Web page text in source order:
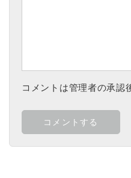
コメントは管理者の承認